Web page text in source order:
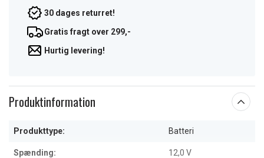
30 dages returret!
Gratis fragt over 299,-
Hurtig levering!
Produktinformation
Produkttype: Batteri
Spænding: 12,0 V